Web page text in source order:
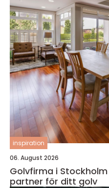
inspiration
06. August 2026
Golvfirma i
partner för ditt golv